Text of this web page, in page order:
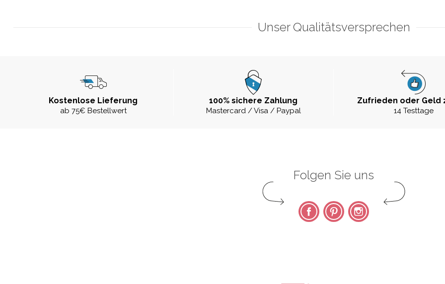
Unser Qualitätsversprechen
Kostenlose Lieferung
ab 75€ Bestellwert
100% sichere Zahlung
Mastercard / Visa / Paypal
Zufrieden oder Geld
14 Testtage
Folgen Sie uns
FacebookPinterest Instagram